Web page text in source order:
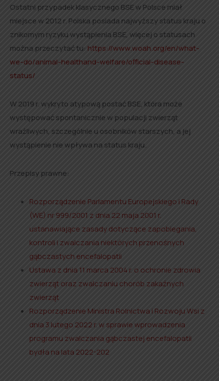
Ostatni przypadek klasycznego BSE w Polsce miał
miejsce w 2012 r. Polska posiada najwyższy status kraju o
znikomym ryzyku wystąpienia BSE, więcej o statusach
można przeczytać tu: https://www.woah.org/en/what-
we-do/animal-healthand-welfare/official-disease-
status/
W 2019 r. wykryto atypową postać BSE, która może
występować spontanicznie w populacji zwierząt
wrażliwych, szczególnie u osobników starszych, a jej
wystąpienie nie wpływa na status kraju.
Przepisy prawne:
Rozporządzenie Parlamentu Europejskiego i Rady
(WE) nr 999/2001 z dnia 22 maja 2001 r.
ustanawiające zasady dotyczące zapobiegania,
kontroli i zwalczania niektórych przenośnych
gąbczastych encefalopatii
Ustawa z dnia 11 marca 2004 r. o ochronie zdrowia
zwierząt oraz zwalczaniu chorób zakaźnych
zwierząt
Rozporządzenie Ministra Rolnictwa i Rozwoju Wsi z
dnia 3 lutego 2022 r. w sprawie wprowadzenia
programu zwalczania gąbczastej encefalopatii
bydła na lata 2022-202